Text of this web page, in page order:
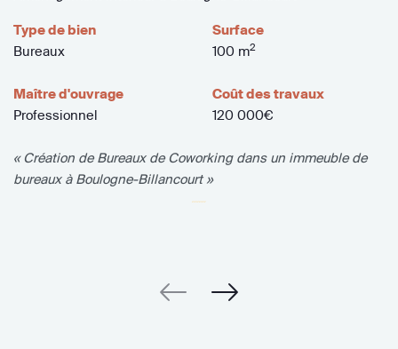
Type de bien
Bureaux
Surface
100 m2
Maître d'ouvrage
Professionnel
Coût des travaux
120 000€
« Création de Bureaux de Coworking dans un immeuble de
bureaux à Boulogne-Billancourt »